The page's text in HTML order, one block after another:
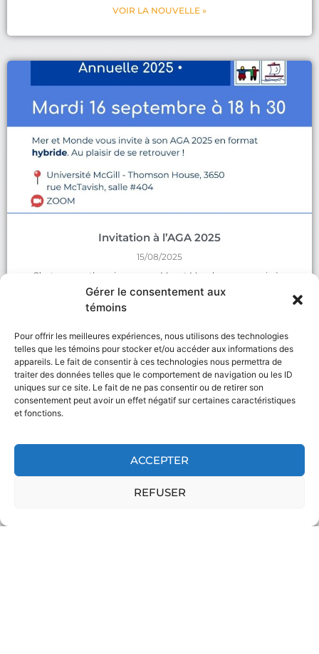
Gérer le consentement aux
témoins
Pour offrir les meilleures expériences, nous utilisons des technologies
telles que les témoins pour stocker et/ou accéder aux informations des
appareils. Le fait de consentir à ces technologies nous permettra de
traiter des données telles que le comportement de navigation ou les ID
uniques sur ce site. Le fait de ne pas consentir ou de retirer son
consentement peut avoir un effet négatif sur certaines caractéristiques
et fonctions.
ACCEPTER
REFUSER
VOIR LA NOUVELLE »
Invitation à l’AGA 2025
15/08/2025
C’est avec enthousiasme que Mer et Monde vous convie à
VOIR LA NOUVELLE »